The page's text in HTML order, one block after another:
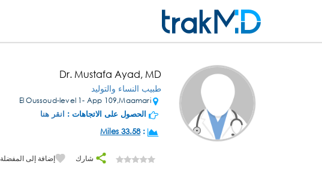
Dr. Mustafa Ayad, MD
طبيب النساء والتوليد
El Oussoud-level 1- App 109,Maamari
الحصول على الاتجاهات : انقر هنا
:
33.58 Miles
شارك إضافة إلى المفضلة